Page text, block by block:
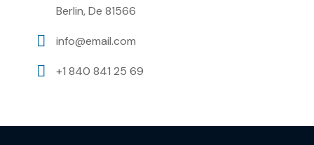
Berlin, De 81566
info@email.com
+1 840 841 25 69